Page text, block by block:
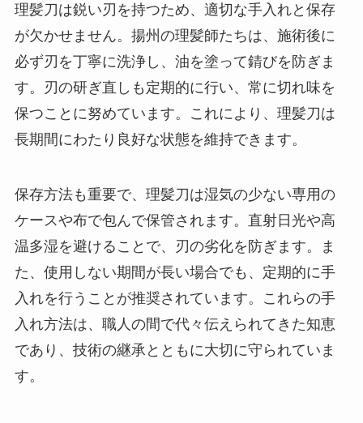
理髪刀は鋭い刃を持つため、適切な手入れと保存
が欠かせません。揚州の理髪師たちは、施術後に
必ず刃を丁寧に洗浄し、油を塗って錆びを防ぎま
す。刃の研ぎ直しも定期的に行い、常に切れ味を
保つことに努めています。これにより、理髪刀は
長期間にわたり良好な状態を維持できます。
保存方法も重要で、理髪刀は湿気の少ない専用の
ケースや布で包んで保管されます。直射日光や高
温多湿を避けることで、刃の劣化を防ぎます。ま
た、使用しない期間が長い場合でも、定期的に手
入れを行うことが推奨されています。これらの手
入れ方法は、職人の間で代々伝えられてきた知恵
であり、技術の継承とともに大切に守られていま
す。